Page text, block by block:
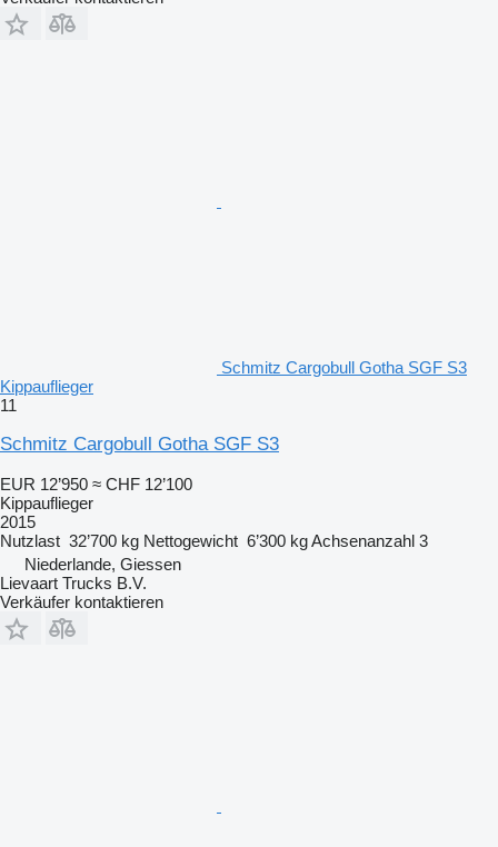
Schmitz Cargobull Gotha SGF S3
Kippauflieger
11
Schmitz Cargobull Gotha SGF S3
EUR 12’950 ≈ CHF 12’100
Kippauflieger
2015
Nutzlast 32’700 kg Nettogewicht 6’300 kgAchsenanzahl 3
Niederlande, Giessen
Lievaart Trucks B.V.
Verkäufer kontaktieren